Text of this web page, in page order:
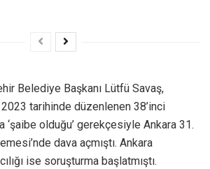
Belediye Başkanı Lütfü Savaş,
2023 tarihinde düzenlenen 38’inci
‘şaibe olduğu’ gerekçesiyle Ankara 31.
dava açmıştı. Ankara
ise soruşturma başlatmıştı.